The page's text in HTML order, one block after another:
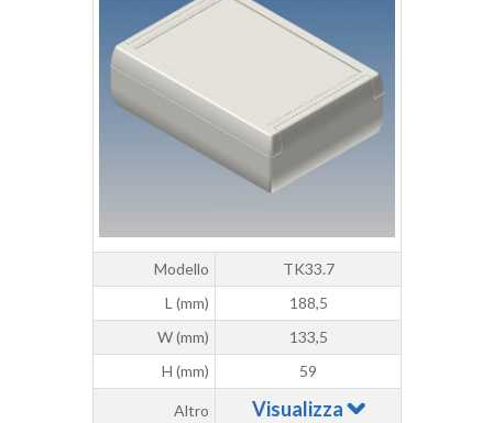
Modello
TK33.7
L (mm)
188,5
W (mm)
133,5
H (mm)
59
Altro Visualizza